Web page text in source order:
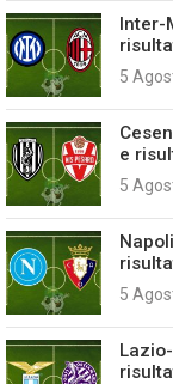
Inter-
5
e
5
5